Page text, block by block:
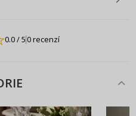
0.0/ 50 recenzí